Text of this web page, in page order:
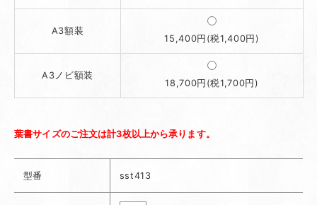
A3額装
15,400円(税1,400円)
A3ノビ額装
18,700円(税1,700円)
葉書サイズのご注文は計3枚以上から承ります。
型番 sst413